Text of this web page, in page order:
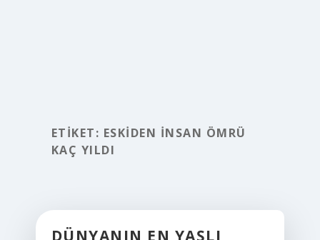
ETIKET: ESKIDEN INSAN ÖMRÜ
KAÇ YILDI
DÜNYANIN EN YAŞLI